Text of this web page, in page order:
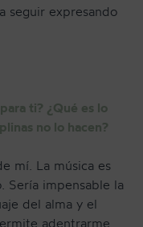
seguir expresando
ti? ¿Qué es lo
no lo hacen?
mí. La música es
Sería impensable la
del alma y el
adentrarme